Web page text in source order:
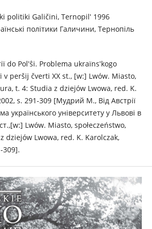
polіtiki Galičini, Ternopіlʹ 1996
політики Галичини, Тернопіль
do Polʹŝі. Problema ukraїnsʹkogo
v peršіj čvertі XX st., [w:] Lwów. Miasto,
t. 4: Studia z dziejów Lwowa, red. K.
s. 291-309 [Мудрий M., Від Австрії
українського університету у Львові в
Lwów. Miasto, społeczeństwo,
dziejów Lwowa, red. K. Karolczak,
309].